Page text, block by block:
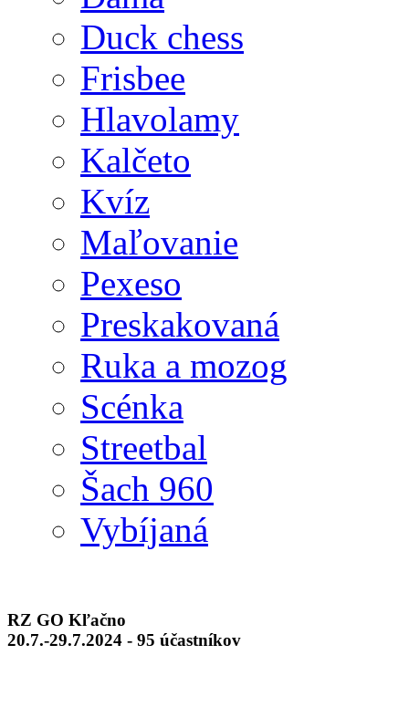
Duck chess
Frisbee
Hlavolamy
Kalčeto
Kvíz
Maľovanie
Pexeso
Preskakovaná
Ruka a mozog
Scénka
Streetbal
Šach 960
Vybíjaná
RZ GO Kľačno
20.7.-29.7.2024 - 95 účastníkov